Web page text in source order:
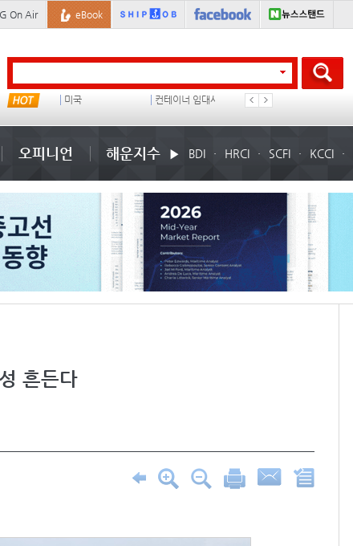
On Air eBook
미국 컨테이너 임대사 석도
오피니언 해운지수 BDI HRCI SCFI KCCI
흔든다